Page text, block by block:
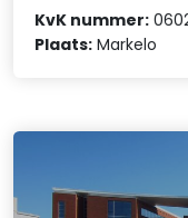
KvK nummer:
Plaats: Markelo